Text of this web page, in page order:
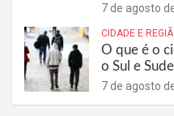
7 de agosto
CIDADE E
O que é o
o Sul e
7 de agosto